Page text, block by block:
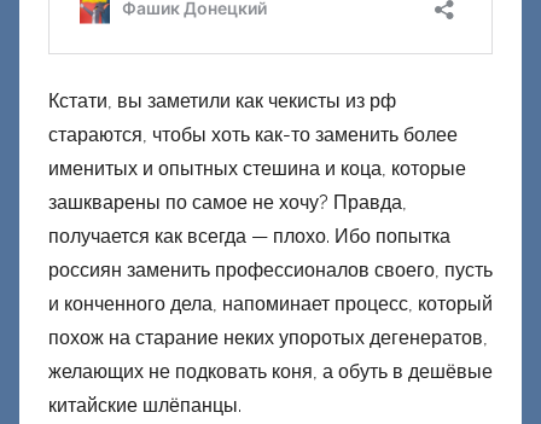
Кстати, вы заметили как чекисты из рф
стараются, чтобы хоть как-то заменить более
именитых и опытных стешина и коца, которые
зашкварены по самое не хочу? Правда,
получается как всегда — плохо. Ибо попытка
россиян заменить профессионалов своего, пусть
и конченного дела, напоминает процесс, который
похож на старание неких упоротых дегенератов,
желающих не подковать коня, а обуть в дешёвые
китайские шлёпанцы.